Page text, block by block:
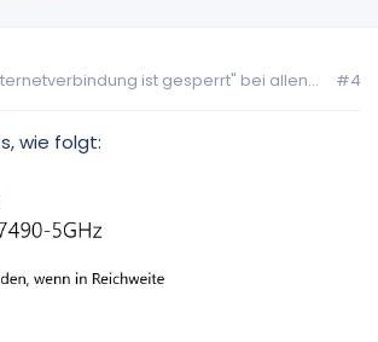
ist gesperrt" bei allen...
#4
wie folgt: